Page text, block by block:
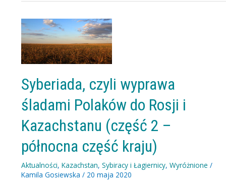
Syberiada, czyli wyprawa
śladami Polaków do Rosji i
Kazachstanu (część 2 –
północna część kraju)
Aktualności,Kazachstan,Sybiracy i Łagiernicy,Wyróżnione /
Kamila Gosiewska/ 20 maja 2020
Syberiada,
czyli
wyprawa
śladami
Polaków
do
i
Kazachstanu
(część
2
–
północna
część